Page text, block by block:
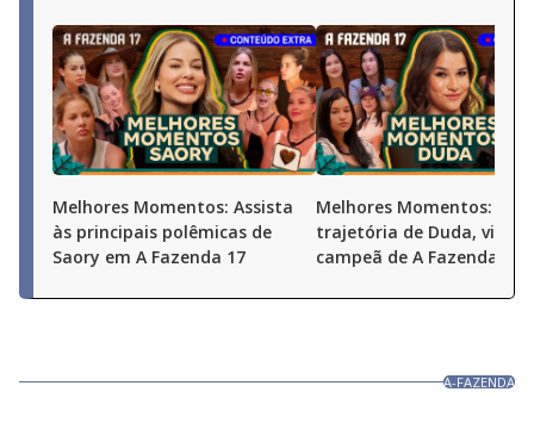
Melhores Momentos: Assista
às principais polêmicas de
Saory em A Fazenda 17
Melhores Momentos:
trajetória de Duda, vice-
campeã de A Fazenda 17
A-FAZENDA